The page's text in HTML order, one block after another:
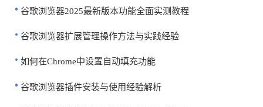
谷歌浏览器2025最新版本功能全面实测教程
谷歌浏览器扩展管理操作方法与实践经验
如何在Chrome中设置自动填充功能
谷歌浏览器插件安装与使用经验解析